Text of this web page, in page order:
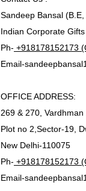
Sandeep Bansal (B.E,
Indian Corporate
Ph- +918178152173
Email-
OFFICE ADDRESS:
269 & 270,
Plot no 2,Sector-19,
New Delhi-110075
Ph- +918178152173
Email-